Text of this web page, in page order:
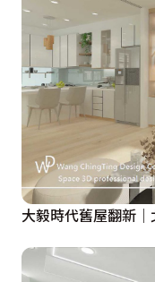
大毅時代舊屋翻新